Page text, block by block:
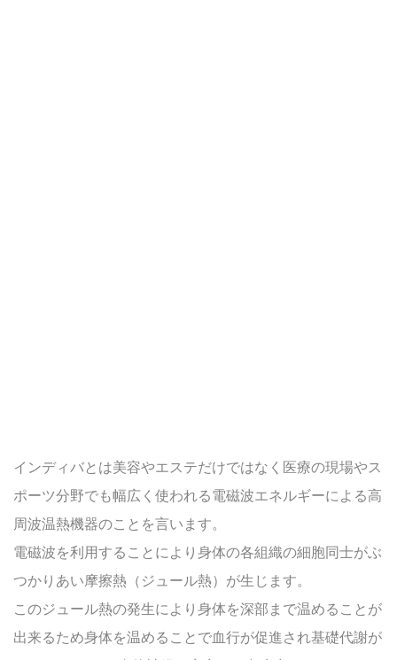
インディバとは美容やエステだけではなく医療の現場やス
ポーツ分野でも幅広く使われる電磁波エネルギーによる高
周波温熱機器のことを言います。
電磁波を利用することにより身体の各組織の細胞同士がぶ
つかりあい摩擦熱（ジュール熱）が生じます。
このジュール熱の発生により身体を深部まで温めることが
出来るため身体を温めることで血行が促進され基礎代謝が